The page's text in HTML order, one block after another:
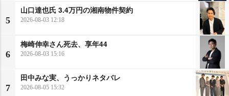
5
山口達也氏 3.4万円の湘南物件契約
2026-08-03 12:18
6
梅崎伸幸さん死去、享年44
2026-08-03 15:16
7
田中みな実、うっかりネタバレ
2026-08-05 15:32